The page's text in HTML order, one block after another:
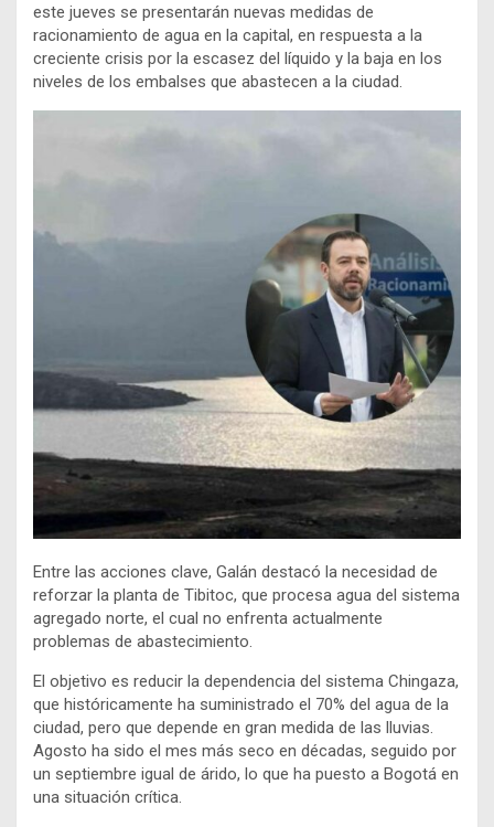
este jueves se presentarán nuevas medidas de
racionamiento de agua en la capital, en respuesta a la
creciente crisis por la escasez del líquido y la baja en los
niveles de los embalses que abastecen a la ciudad.
Entre las acciones clave, Galán destacó la necesidad de
reforzar la planta de Tibitoc, que procesa agua del sistema
agregado norte, el cual no enfrenta actualmente
problemas de abastecimiento.
El objetivo es reducir la dependencia del sistema Chingaza,
que históricamente ha suministrado el 70% del agua de la
ciudad, pero que depende en gran medida de las lluvias.
Agosto ha sido el mes más seco en décadas, seguido por
un septiembre igual de árido, lo que ha puesto a Bogotá en
una situación crítica.